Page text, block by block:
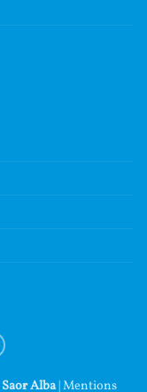
Saor Alba|Mentions